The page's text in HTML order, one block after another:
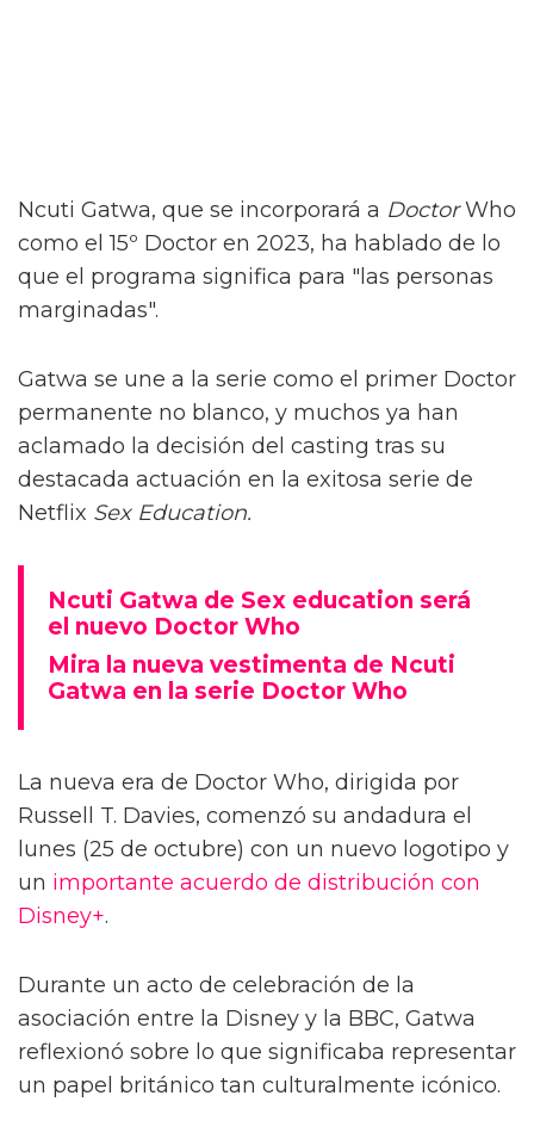
Ncuti Gatwa, que se incorporará a DoctorWho
como el 15º Doctor en 2023, ha hablado de lo
que el programa significa para "las personas
marginadas".
Gatwa se une a la serie como el primer Doctor
permanente no blanco, y muchos ya han
aclamado la decisión del casting tras su
destacada actuación en la exitosa serie de
Netflix Sex Education.
Ncuti Gatwa de Sex education será
el nuevo Doctor Who
Mira la nueva vestimenta de Ncuti
Gatwa en la serie Doctor Who
La nueva era de Doctor Who, dirigida por
Russell T. Davies, comenzó su andadura el
lunes (25 de octubre) con un nuevo logotipo y
un importante acuerdo de distribución con
Disney+.
Durante un acto de celebración de la
asociación entre la Disney y la BBC, Gatwa
reflexionó sobre lo que significaba representar
un papel británico tan culturalmente icónico.